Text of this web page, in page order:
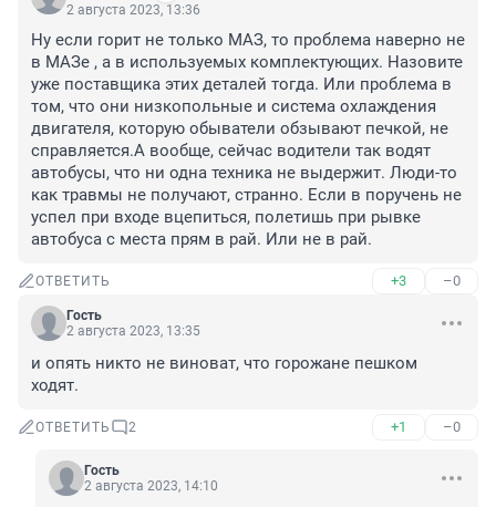
2 августа 2023, 13:36
Ну если горит не только МАЗ, то проблема наверно не
в МАЗе , а в используемых комплектующих. Назовите
уже поставщика этих деталей тогда. Или проблема в
том, что они низкопольные и система охлаждения
двигателя, которую обыватели обзывают печкой, не
справляется.А вообще, сейчас водители так водят
автобусы, что ни одна техника не выдержит. Люди-то
как травмы не получают, странно. Если в поручень не
успел при входе вцепиться, полетишь при рывке
автобуса с места прям в рай. Или не в рай.
ОТВЕТИТЬ +3 –0
Гость
2 августа 2023, 13:35
и опять никто не виноват, что горожане пешком
ходят.
ОТВЕТИТЬ 2 +1 –0
Гость
2 августа 2023, 14:10